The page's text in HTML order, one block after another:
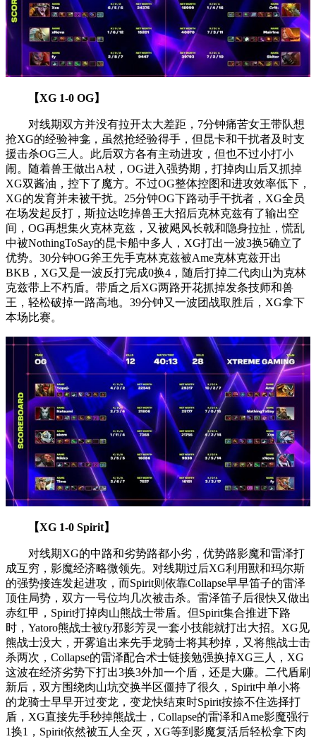
【XG 1-0 OG】
对线期双方并没有拉开太大差距，7分钟痛苦女王带队想
抢XG的经验神龛，虽然抢经验得手，但昆卡和干扰者及时支
援击杀OG三人。此后双方各有主动进攻，但也不过小打小
闹。随着兽王做出A杖，OG进入强势期，打掉肉山后又抓掉
XG双酱油，控下了魔方。不过OG整体控图和进攻效率低下，
XG的发育并未被干扰。25分钟OG下路动手干扰者，XG全员
在场发起反打，斯拉达吃掉兽王大招后克林克兹有了输出空
间，OG再想集火克林克兹，又被飓风长戟和隐身拉扯，慌乱
中被NothingToSay的昆卡船中多人，XG打出一波3换5确立了
优势。30分钟OG斧王先手克林克兹被Ame克林克兹开出
BKB，XG又是一波反打完成0换4，随后打掉二代肉山为克林
克兹带上不朽盾。带盾之后XG两路开花抓掉发条技师和兽
王，轻松破掉一路高地。39分钟又一波团战取胜后，XG拿下
本场比赛。
【XG 1-0 Spirit】
对线期XG的中路和劣势路都小劣，优势路影魔和雷泽打
成互穷，影魔经济略微领先。对线期过后XG利用獸和玛尔斯
的强势接连发起进攻，而Spirit则依靠Collapse早早笛子的雷泽
顶住局势，双方一号位均几次被击杀。雷泽笛子后很快又做出
赤红甲，Spirit打掉肉山熊战士带盾。但Spirit集合推进下路
时，Yatoro熊战士被fy邪影芳灵一套小技能就打出大招。XG见
熊战士没大，开雾追出来先手龙骑士将其秒掉，又将熊战士击
杀两次，Collapse的雷泽配合术士链接勉强换掉XG三人，XG
这波在经济劣势下打出3换3外加一个盾，还是大赚。二代盾刷
新后，双方围绕肉山坑交换半区僵持了很久，Spirit中单小将
的龙骑士早早开过变龙，变龙快结束时Spirit按捺不住选择打
盾，XG直接先手秒掉熊战士，Collapse的雷泽和Ame影魔强行
1换1，Spirit依然被五人全灭，XG等到影魔复活后轻松拿下肉